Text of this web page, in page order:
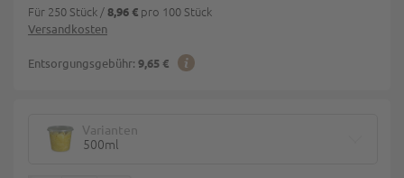
Versandkosten
Entsorgungsgebühr: 9,65 €
Für 250 Stück /8,96 € pro 100 Stück
Varianten
500ml